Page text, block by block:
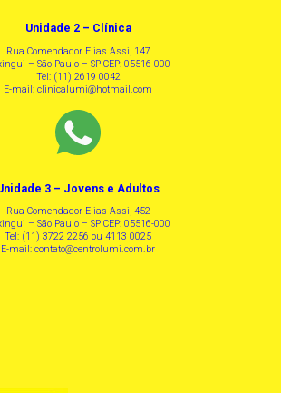
Unidade 2 – Clínica
Rua Comendador Elias Assi, 147
– São Paulo – SP CEP: 05516-000
Tel: (11) 2619 0042
E-mail: clinicalumi@hotmail.com
3 – Jovens e Adultos
Rua Comendador Elias Assi, 452
– São Paulo – SP CEP: 05516-000
Tel: (11) 3722 2256 ou 4113 0025
E-mail: contato@centrolumi.com.br